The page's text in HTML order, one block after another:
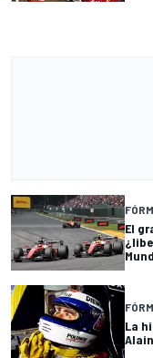
El
La